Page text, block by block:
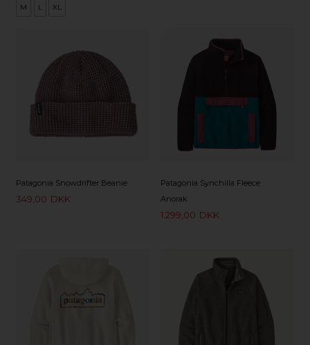
M L XL
Patagonia Snowdrifter Beanie
349,00 DKK
Patagonia Synchilla Fleece
Anorak
1.299,00 DKK